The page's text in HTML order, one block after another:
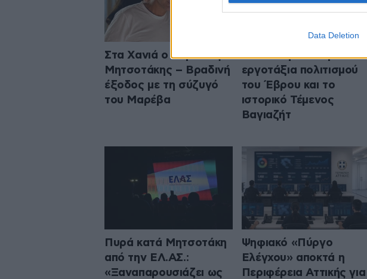
Data Deletion
Στα Χανιά ο Κυριάκος
Μητσοτάκης – Βραδινή
έξοδος με τη σύζυγό
του Μαρέβα
Μενδώνη: Αυτοψία στα
εργοτάξια πολιτισμού
του Έβρου και το
ιστορικό Τέμενος
Βαγιαζήτ
Πυρά κατά Μητσοτάκη
από την ΕΛ.ΑΣ.:
«Ξαναπαρουσιάζει ως
Ψηφιακό «Πύργο
Ελέγχου» αποκτά η
Περιφέρεια Αττικής για